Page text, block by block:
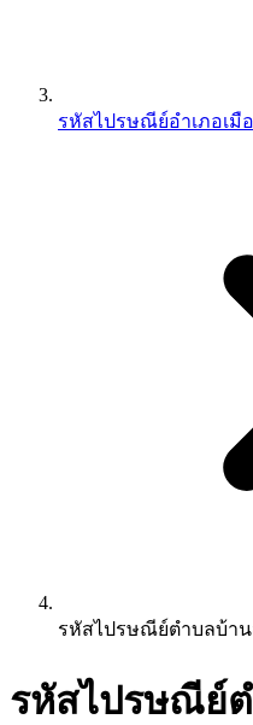
รหัสไปรษณีย์อำเภอเมื
รหัสไปรษณีย์ตำบลบ้า
รหัสไปรษณีย์